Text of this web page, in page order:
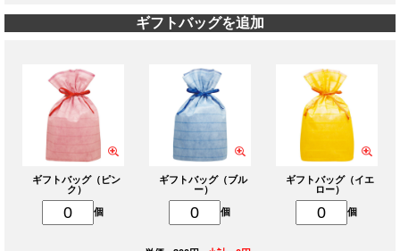
ギフトバッグを追加
ギフトバッグ（ピン
ク）
個
ギフトバッグ（ブル
ー）
個
ギフトバッグ（イエ
ロー）
個